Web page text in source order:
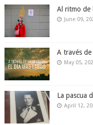
Al ritmo de
June 09,
A través
May 05,
La pascua
April 12,